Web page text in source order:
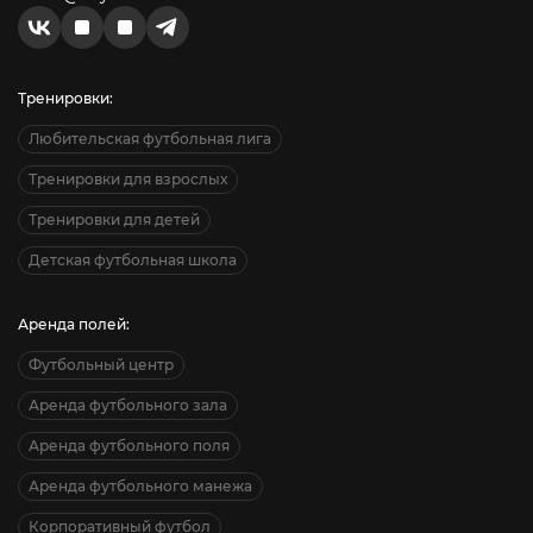
Тренировки:
Любительская футбольная лига
Тренировки для взрослых
Тренировки для детей
Детская футбольная школа
Аренда полей:
Футбольный центр
Аренда футбольного зала
Аренда футбольного поля
Аренда футбольного манежа
Корпоративный футбол